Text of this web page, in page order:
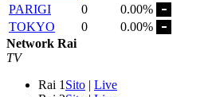
PARIGI
0
0.00%
TOKYO
0
0.00%
Network Rai
TV
Rai 1 Sito | Live